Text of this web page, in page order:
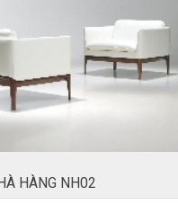
HÀNG NH02